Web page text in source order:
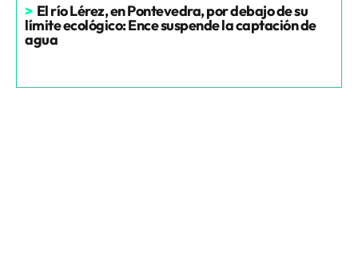
> El río Lérez, en Pontevedra, por debajo de su
límite ecológico: Ence suspende la captación de
agua